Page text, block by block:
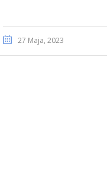
27 Maja, 2023